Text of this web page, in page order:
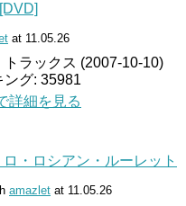
at 11.05.26
トラックス (2007-10-10)
グ: 35981
詳細を見る
ロ・ロシアン・ルーレット
amazlet at 11.05.26